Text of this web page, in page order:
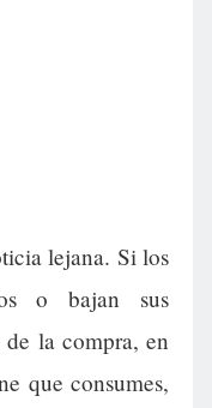
lejana. Si los
o bajan sus
la compra, en
que consumes,